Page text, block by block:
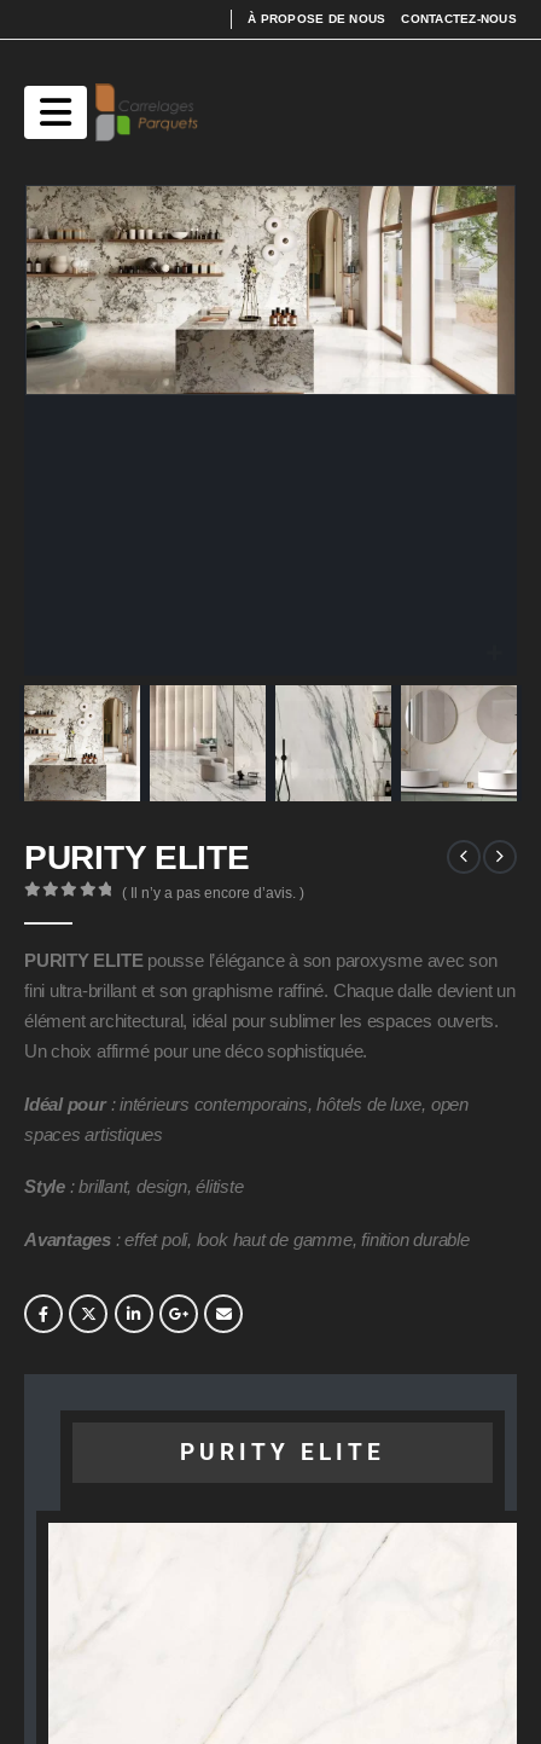
À PROPOSE DE NOUS CONTACTEZ-NOUS
PURITY ELITE
( Il n’y a pas encore d’avis. )
PURITY ELITEpousse l’élégance à son paroxysme avec son
fini ultra-brillant et son graphisme raffiné. Chaque dalle devient un
élément architectural, idéal pour sublimer les espaces ouverts.
Un choix affirmé pour une déco sophistiquée.
Idéal pour: intérieurs contemporains, hôtels de luxe, open
spaces artistiques
Style: brillant, design, élitiste
Avantages : effet poli, look haut de gamme, finition durable
PURITY ELITE